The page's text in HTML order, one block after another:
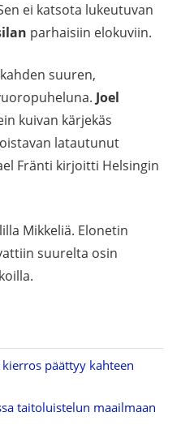
ei katsota lukeutuvan
parhaisiin elokuviin.
suuren,
Joel
kuivan kärjekäs
latautunut
Fränti kirjoitti Helsingin
Mikkeliä. Elonetin
suurelta osin
päättyy kahteen
taitoluistelun maailmaan